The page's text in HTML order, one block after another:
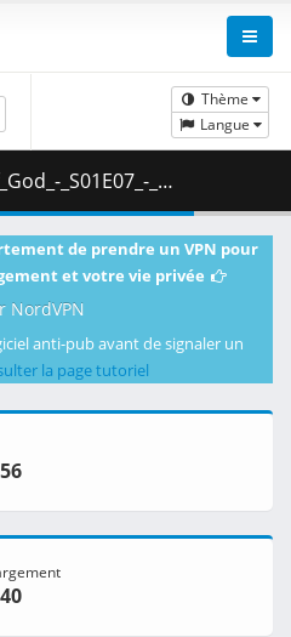
Thème
Langue
DL_-KS-_.mkv.002 ( 353.31 MB )
de prendre un VPN pour
et votre vie privée
NordVPN
anti-pub avant de signaler un
la page tutoriel